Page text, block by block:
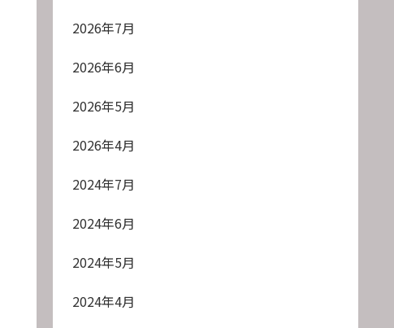
2026年7月
2026年6月
2026年5月
2026年4月
2024年7月
2024年6月
2024年5月
2024年4月